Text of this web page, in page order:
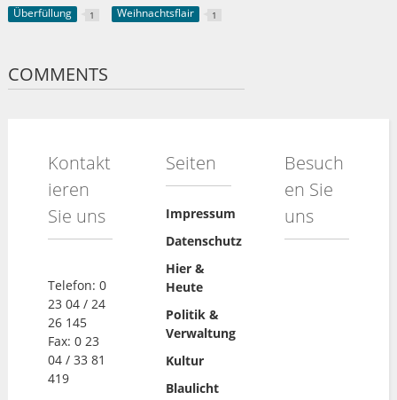
Überfüllung 1 Weihnachtsflair 1
COMMENTS
Kontakt
ieren
Sie uns
Telefon: 0
23 04 / 24
26 145
Fax: 0 23
04 / 33 81
419
Seiten
Impressum
Datenschutz
Hier &
Heute
Politik &
Verwaltung
Kultur
Blaulicht
Besuch
en Sie
uns